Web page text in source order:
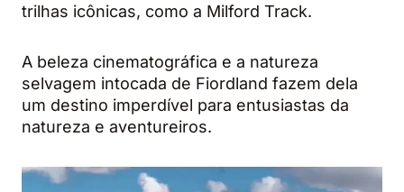
trilhas icônicas, como a Milford Track.
A beleza cinematográfica e a natureza
selvagem intocada de Fiordland fazem dela
um destino imperdível para entusiastas da
natureza e aventureiros.